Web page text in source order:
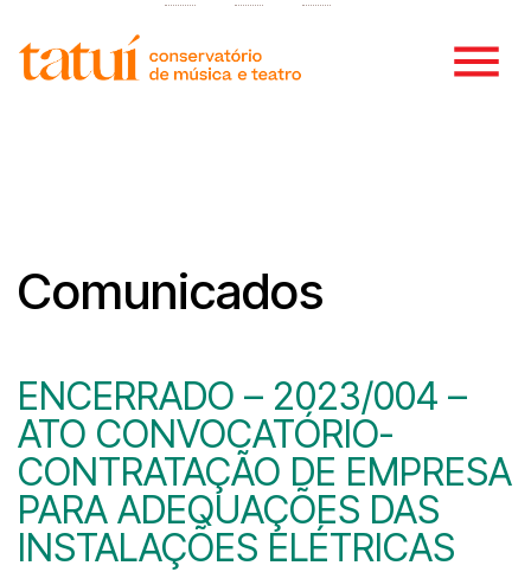
Comunicados
ENCERRADO – 2023/004 –
ATO CONVOCATÓRIO-
CONTRATAÇÃO DE EMPRESA
PARA ADEQUAÇÕES DAS
INSTALAÇÕES ELÉTRICAS